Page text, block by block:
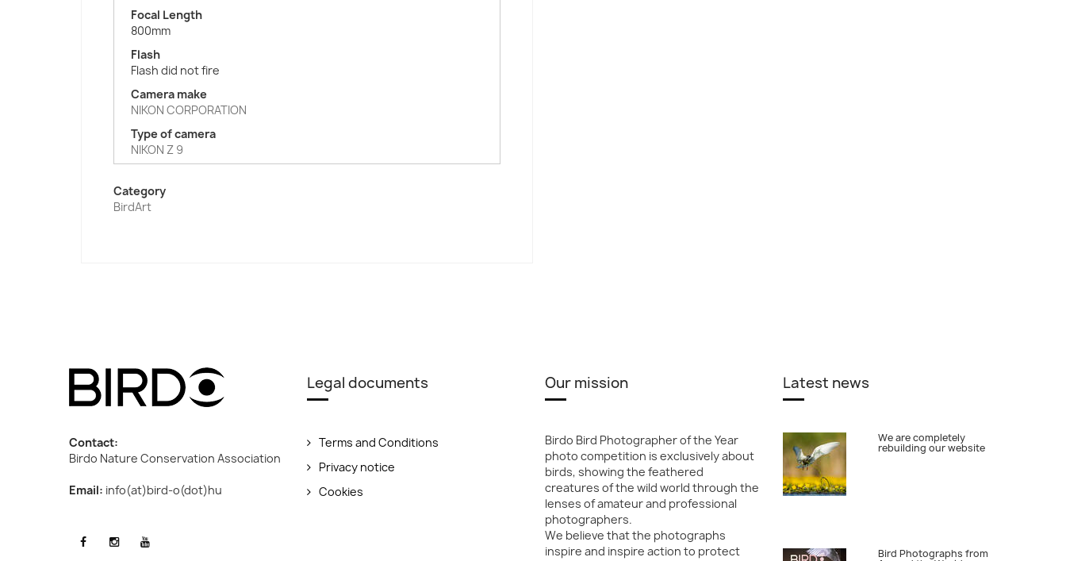
Focal Length
800mm
Flash
Flash did not fire
Camera make
NIKON CORPORATION
Type of camera
NIKON Z 9
Category
BirdArt
Contact:
Birdo Nature Conservation Association
Email: info(at)bird-o(dot)hu
Legal documents
Terms and Conditions
Privacy notice
Cookies
Our mission
Birdo Bird Photographer of the Year
photo competition is exclusively about
birds, showing the feathered
creatures of the wild world through the
lenses of amateur and professional
photographers.
We believe that the photographs
inspire and inspire action to protect
Latest news
We are completely
rebuilding our website
Bird Photographs from